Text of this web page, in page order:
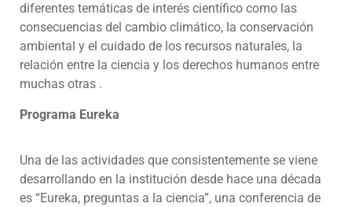
diferentes temáticas de interés científico como las
consecuencias del cambio climático, la conservación
ambiental y el cuidado de los recursos naturales, la
relación entre la ciencia y los derechos humanos entre
muchas otras .
Programa Eureka
Una de las actividades que consistentemente se viene
desarrollando en la institución desde hace una década
es “Eureka, preguntas a la ciencia”, una conferencia de